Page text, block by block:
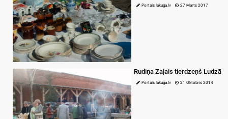
Portals lakuga.lv 27 Marts 2017
Rudiņa Zaļais tierdzeņš Ludzā
Portals lakuga.lv 21 Oktobris 2014